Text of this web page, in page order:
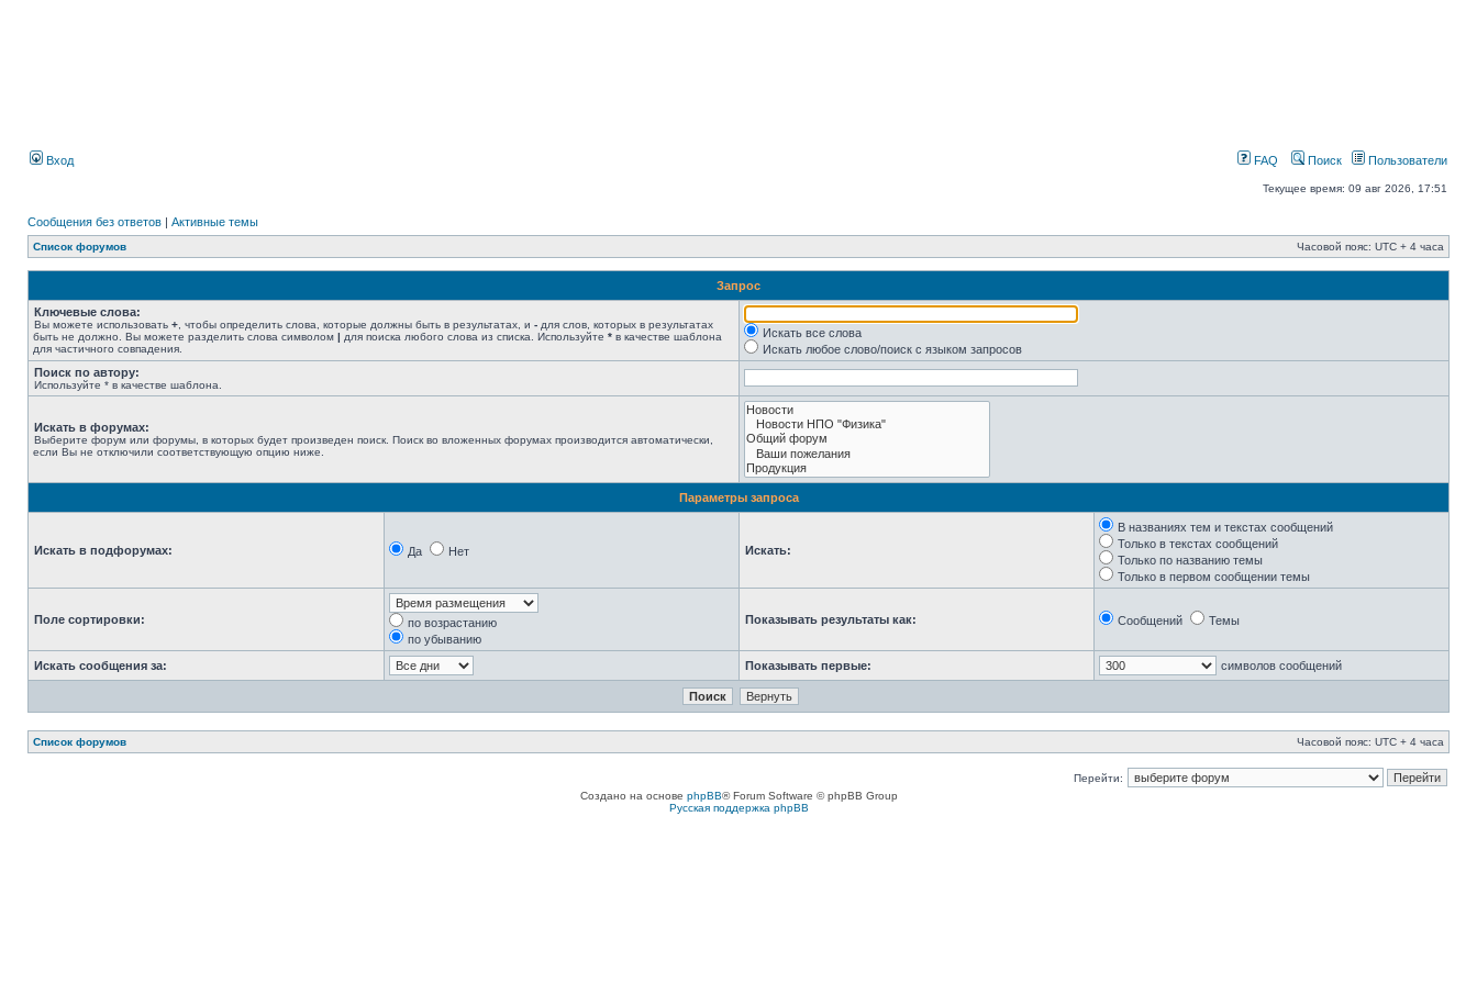
Вход FAQ Поиск Пользователи
Текущее время: 09 авг 2026, 17:51
Сообщения без ответов | Активные темы
Список форумов Часовой пояс: UTC + 4 часа
Запрос
Ключевые слова:
Вы можете использовать + , чтобы определить слова, которые должны быть в результатах, и - для слов, которых в результатах
быть не должно. Вы можете разделить слова символом | для поиска любого слова из списка. Используйте * в качестве шаблона
для частичного совпадения.
Искать все слова
Искать любое слово/поиск с языком запросов
Поиск по автору:
Используйте * в качестве шаблона.
Искать в форумах:
Выберите форум или форумы, в которых будет произведен поиск. Поиск во вложенных форумах производится автоматически,
если Вы не отключили соответствующую опцию ниже.
Параметры запроса
Искать в подфорумах: Да Нет Искать:
В названиях тем и текстах сообщений
Только в текстах сообщений
Только по названию темы
Только в первом сообщении темы
Поле сортировки:
по возрастанию
по убыванию
Показывать результаты как: Сообщений Темы
Искать сообщения за: Показывать первые: символов сообщений
Список форумов Часовой пояс: UTC + 4 часа
Перейти:
Создано на основе phpBB® Forum Software © phpBB Group
Русская поддержка phpBB